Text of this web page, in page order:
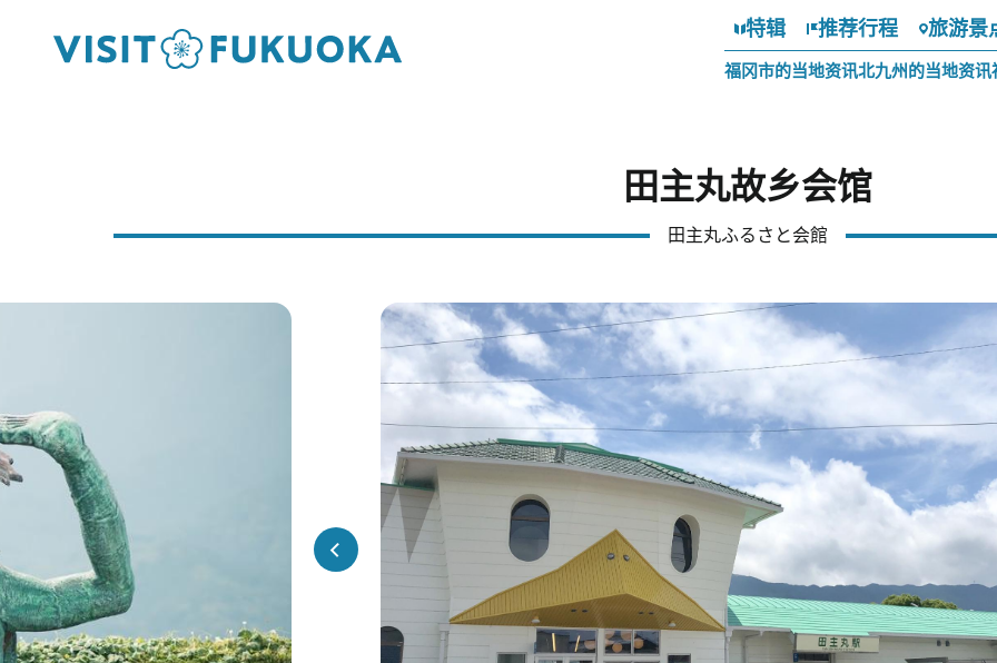
特辑 推荐行程 旅游景
福冈市的当地资讯北九州的当地资讯
田主丸故乡会馆
田主丸ふるさと会館